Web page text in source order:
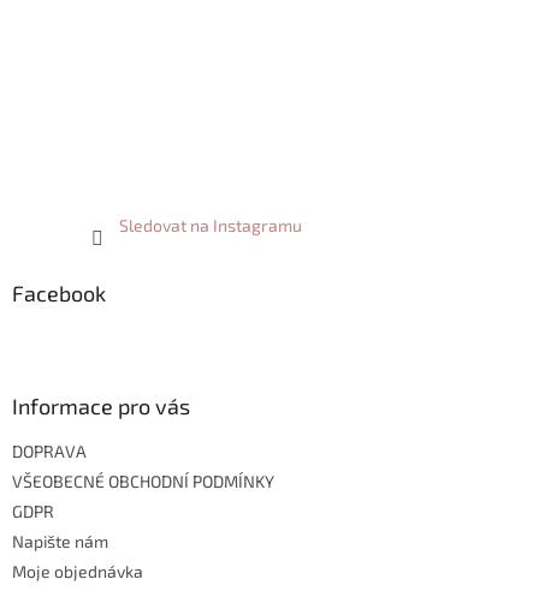
Sledovat na Instagramu
Facebook
Informace pro vás
DOPRAVA
VŠEOBECNÉ OBCHODNÍ PODMÍNKY
GDPR
Napište nám
Moje objednávka